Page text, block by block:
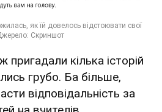
кілька історій
грубо. Ба більше,
відповідальність за